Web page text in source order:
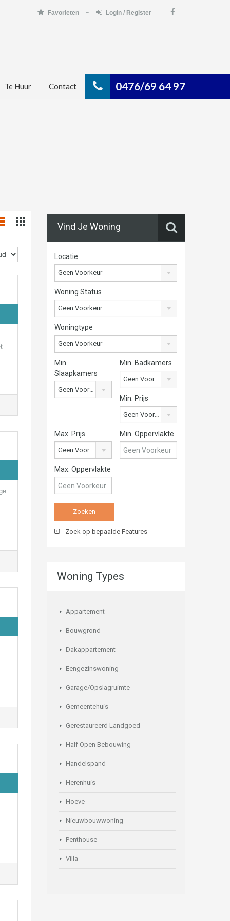
Favorieten Login / Register
0476/69 64 97
Te Huur Contact
Vind Je Woning
Locatie
Geen Voorkeur
Woning Status
Geen Voorkeur
Woningtype
Geen Voorkeur
Min.
Slaapkamers
Geen Voorkeur
Min. Badkamers
Geen Voorkeur
Min. Prijs
Geen Voorkeur
Max. Prijs
Geen Voorkeur
Min. Oppervlakte
Max. Oppervlakte
Zoek op bepaalde Features
Woning Types
Appartement
Bouwgrond
Dakappartement
Eengezinswoning
Garage/Opslagruimte
Gemeentehuis
Gerestaureerd Landgoed
Half Open Bebouwing
Handelspand
Herenhuis
Hoeve
Nieuwbouwwoning
Penthouse
Villa